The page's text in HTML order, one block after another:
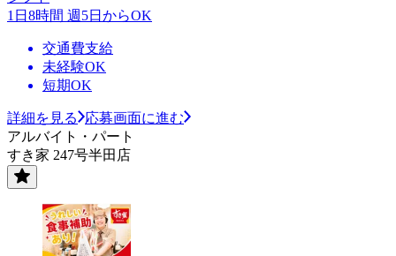
1日8時間 週5日からOK
交通費支給
未経験OK
短期OK
詳細を見る
応募画面に進む
アルバイト・パート
すき家 247号半田店